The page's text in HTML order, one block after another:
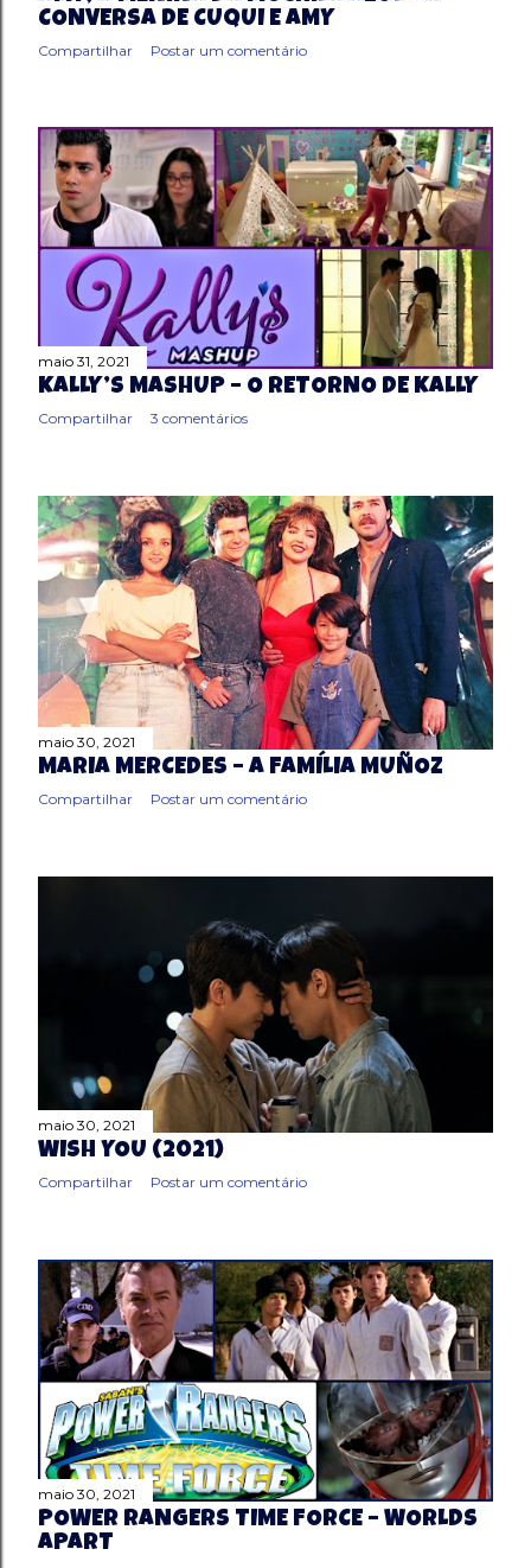
CONVERSA DE CUQUI E AMY
Compartilhar Postar um comentário
maio 31, 2021
KALLY’S MASHUP – O RETORNO DE KALLY
Compartilhar 3 comentários
maio 30, 2021
MARIA MERCEDES – A FAMÍLIA MUÑOZ
Compartilhar Postar um comentário
maio 30, 2021
WISH YOU (2021)
Compartilhar Postar um comentário
maio 30, 2021
POWER RANGERS TIME FORCE – WORLDS
APART